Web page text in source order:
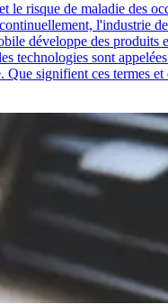
le risque de maladie des
l'industrie
développe des produits
technologies sont
Que signifient ces termes et